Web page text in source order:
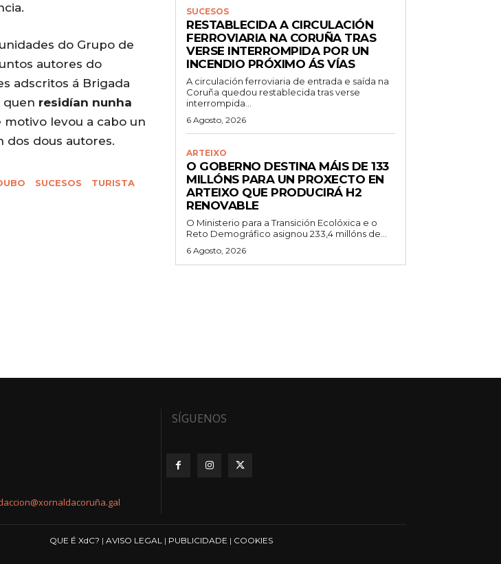
do Grupo de
autores do
adscritos á Brigada
quen residían nunha
motivo levou a cabo un
dos dous autores.
SUCESOS TURISTA
SUCESOS
RESTABLECIDA A CIRCULACIÓN
FERROVIARIA NA CORUÑA TRAS
VERSE INTERROMPIDA POR UN
INCENDIO PRÓXIMO ÁS VÍAS
A circulación ferroviaria de entrada e saída na
Coruña quedou restablecida tras verse
interrompida...
6 Agosto, 2026
ARTEIXO
O GOBERNO DESTINA MÁIS DE 133
MILLÓNS PARA UN PROXECTO EN
ARTEIXO QUE PRODUCIRÁ H2
RENOVABLE
O Ministerio para a Transición Ecolóxica e o
Reto Demográfico asignou 233,4 millóns de...
6 Agosto, 2026
SÍGUENOS
QUE É XdC? | AVISO LEGAL | PUBLICIDADE | COOKIES